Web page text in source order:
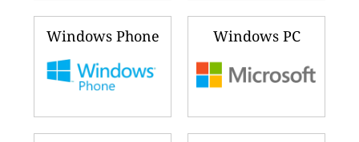
Windows Phone Windows PC